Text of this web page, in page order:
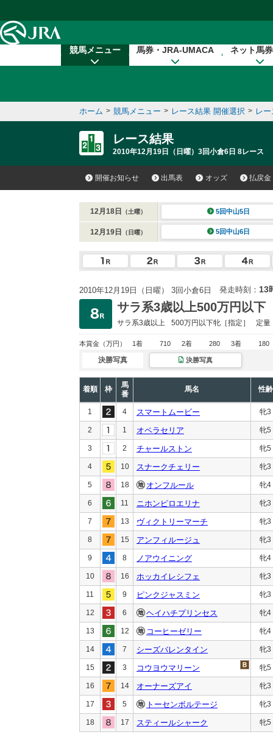
競馬メニュー 馬券・JRA-UMACA ネット馬
ホーム > 競馬メニュー > レース結果 開催選択 > レ
レース結果
2010年12月19日（日曜）3回小倉6日 8レース
開催お知らせ 出馬表 オッズ 払戻金
12月18日 （土曜） 5回中山5日
12月19日 （日曜） 5回中山6日
2010年12月19日（日曜） 3回小倉6日 発走時刻： 13
サラ系3歳以上500万円以下
サラ系3歳以上 500万円以下牝［指定］ 定量
本賞金 （万円） 1着 710 2着 280 3着 180
決勝写真 決勝写真
着順 枠
馬
番
馬名 性齢
1 4 スマートムービー 牝3
2 1 オペラセリア 牝5
3 2 チャールストン 牝5
4 10 スナークチェリー 牝3
5 18 オンフルール 牝4
6 11 ニホンピロエリナ 牝3
7 13 ヴィクトリーマーチ 牝3
8 15 アンフィルージュ 牝3
9 8 ノアウイニング 牝4
10 16 ホッカイレシフェ 牝3
11 9 ピンクジャスミン 牝3
12 6 ヘイハチプリンセス 牝4
13 12 コーヒーゼリー 牝4
14 7 シーズバレンタイン 牝3
15 3 コウヨウマリーン 牝5
16 14 オーナーズアイ 牝3
17 5 トーセンボルテージ 牝3
18 17 スティールシャーク 牝5